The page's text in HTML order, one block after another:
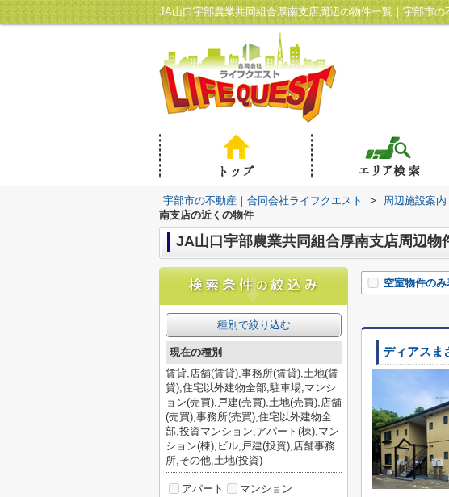
JA山口宇部農業共同組合厚南支店周辺の物件一覧｜宇部市
宇部市の不動産｜合同会社ライフクエスト > 周辺施設案内
南支店の近くの物件
JA山口宇部農業共同組合厚南支店周辺物
空室物件のみ
ディアス
種別で絞り込む
現在の種別
賃貸,店舗(賃貸),事務所(賃貸),土地(賃
貸),住宅以外建物全部,駐車場,マンシ
ョン(売買),戸建(売買),土地(売買),店舗
(売買),事務所(売買),住宅以外建物全
部,投資マンション,アパート(棟),マン
ション(棟),ビル,戸建(投資),店舗事務
所,その他,土地(投資)
アパート
マンション